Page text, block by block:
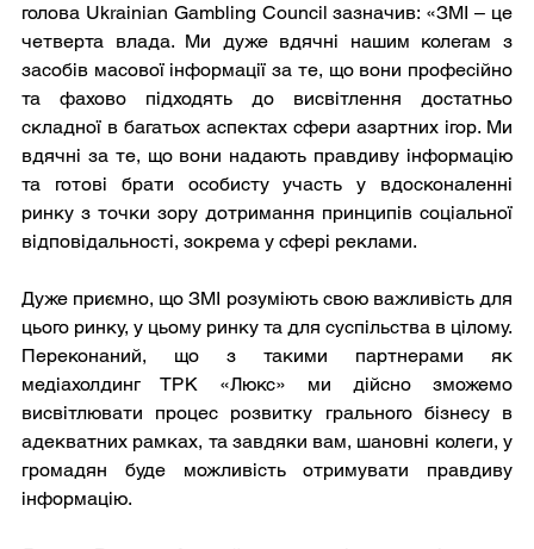
голова Ukrainian Gambling Council зазначив: «ЗМІ – це
четверта влада. Ми дуже вдячні нашим колегам з
засобів масової інформації за те, що вони професійно
та фахово підходять до висвітлення достатньо
складної в багатьох аспектах сфери азартних ігор. Ми
вдячні за те, що вони надають правдиву інформацію
та готові брати особисту участь у вдосконаленні
ринку з точки зору дотримання принципів соціальної
відповідальності, зокрема у сфері реклами.
Дуже приємно, що ЗМІ розуміють свою важливість для
цього ринку, у цьому ринку та для суспільства в цілому.
Переконаний, що з такими партнерами як
медіахолдинг ТРК «Люкс» ми дійсно зможемо
висвітлювати процес розвитку грального бізнесу в
адекватних рамках, та завдяки вам, шановні колеги, у
громадян буде можливість отримувати правдиву
інформацію.